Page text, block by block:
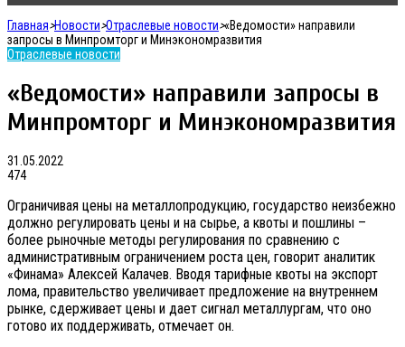
Главная>Новости>Отраслевые новости>«Ведомости» направили
запросы в Минпромторг и Минэкономразвития
Отраслевые новости
«Ведомости» направили запросы в
Минпромторг и Минэкономразвития
31.05.2022
474
Ограничивая цены на металлопродукцию, государство неизбежно
должно регулировать цены и на сырье, а квоты и пошлины –
более рыночные методы регулирования по сравнению с
административным ограничением роста цен, говорит аналитик
«Финама» Алексей Калачев. Вводя тарифные квоты на экспорт
лома, правительство увеличивает предложение на внутреннем
рынке, сдерживает цены и дает сигнал металлургам, что оно
готово их поддерживать, отмечает он.